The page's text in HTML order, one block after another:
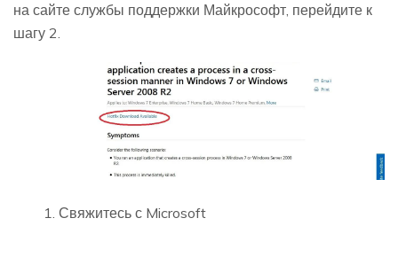
на сайте службы поддержки Майкрософт, перейдите к
шагу 2.
Свяжитесь с Microsoft